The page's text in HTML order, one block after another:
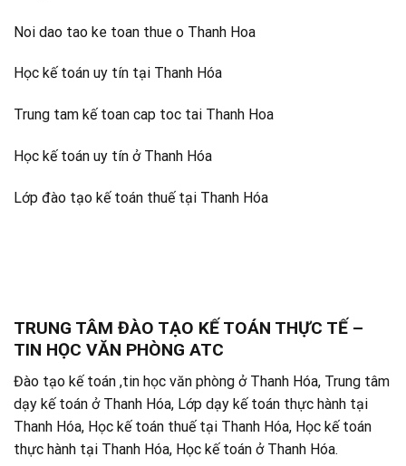
Noi dao tao ke toan thue o Thanh Hoa
Học kế toán uy tín tại Thanh Hóa
Trung tam kế toan cap toc tai Thanh Hoa
Học kế toán uy tín ở Thanh Hóa
Lớp đào tạo kế toán thuế tại Thanh Hóa
TRUNG TÂM ĐÀO TẠO KẾ TOÁN THỰC TẾ –
TIN HỌC VĂN PHÒNG ATC
Đào tạo kế toán ,tin học văn phòng ở Thanh Hóa, Trung tâm
dạy kế toán ở Thanh Hóa, Lớp dạy kế toán thực hành tại
Thanh Hóa, Học kế toán thuế tại Thanh Hóa, Học kế toán
thực hành tại Thanh Hóa, Học kế toán ở Thanh Hóa.